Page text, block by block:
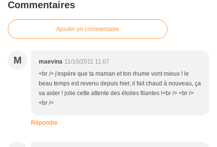
Commentaires
Ajouter un commentaire
M maevina 11/10/2011 11:07
<br /> j'espère que ta maman et ton rhume vont mieux ! le
beau temps est revenu depuis hier, il fait chaud à nouveau, ça
va aider ! jolie cette attente des étoiles filantes !<br /> <br />
<br />
Répondre